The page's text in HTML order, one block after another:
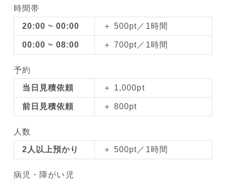
時間帯
20:00 ~ 00:00 ＋ 500pt／1時間
00:00 ~ 08:00 ＋ 700pt／1時間
予約
当日見積依頼 ＋ 1,000pt
前日見積依頼 ＋ 800pt
人数
2人以上預かり ＋ 500pt／1時間
病児・障がい児